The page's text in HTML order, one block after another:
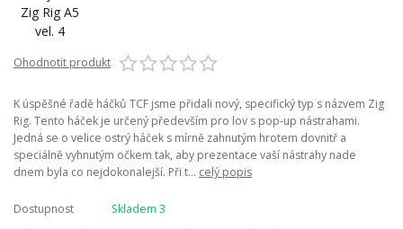
Ohodnotit produkt
K úspěšné řadě háčků TCF jsme přidali nový, specifický typ s názvem Zig
Rig. Tento háček je určený především pro lov s pop-up nástrahami.
Jedná se o velice ostrý háček s mírně zahnutým hrotem dovnitř a
speciálně vyhnutým očkem tak, aby prezentace vaší nástrahy nade
dnem byla co nejdokonalejší. Při t... celý popis
Dostupnost
Skladem 3